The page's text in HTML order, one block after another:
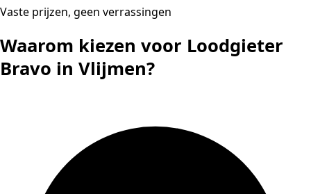
Vaste prijzen, geen verrassingen
Waarom kiezen voor Loodgieter
Bravo in Vlijmen?